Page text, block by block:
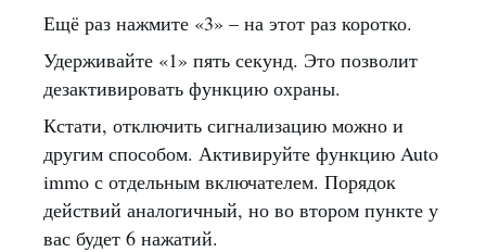
Ещё раз нажмите «3» – на этот раз коротко.
Удерживайте «1» пять секунд. Это позволит
дезактивировать функцию охраны.
Кстати, отключить сигнализацию можно и
другим способом. Активируйте функцию Auto
immo с отдельным включателем. Порядок
действий аналогичный, но во втором пункте у
вас будет 6 нажатий.